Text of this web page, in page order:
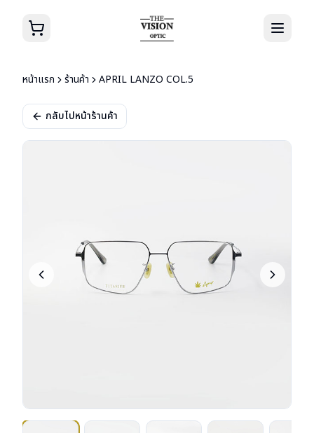
หน้าแรก ร้านค้า APRIL LANZO COL.5
กลับไปหน้าร้านค้า